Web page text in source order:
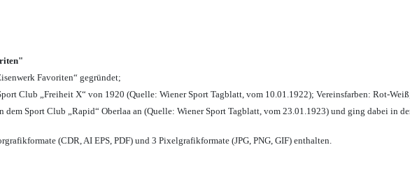
Favoriten“ gegründet;
Club „Freiheit X“ von 1920 (Quelle: Wiener Sport Tagblatt, vom 10.01.1922); Vereinsfarben: Rot-
dem Sport Club „Rapid“ Oberlaa an (Quelle: Wiener Sport Tagblatt, vom 23.01.1923) und ging dabei in
(CDR, AI EPS, PDF) und 3 Pixelgrafikformate (JPG, PNG, GIF) enthalten.